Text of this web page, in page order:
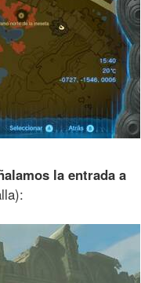
la entrada a